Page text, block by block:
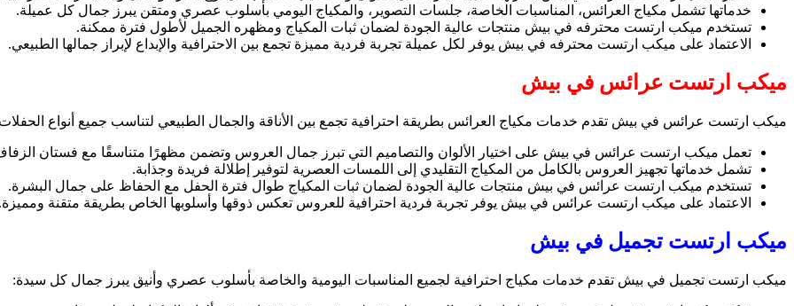
خدماتها تشمل مكياج العرائس، المناسبات الخاصة، جلسات التصوير، والمكياج اليومي بأسلوب عصري ومتقن يبرز جمال كل عميلة.
تستخدم ميكب ارتست محترفه في بيش منتجات عالية الجودة لضمان ثبات المكياج ومظهره الجميل لأطول فترة ممكنة.
الاعتماد على ميكب ارتست محترفه في بيش يوفر لكل عميلة تجربة فردية مميزة تجمع بين الاحترافية والإبداع لإبراز جمالها الطبيعي.
ميكب ارتست عرائس في بيش
ميكب ارتست عرائس في بيش تقدم خدمات مكياج العرائس بطريقة احترافية تجمع بين الأناقة والجمال الطبيعي لتناسب جميع أنواع
تعمل ميكب ارتست عرائس في بيش على اختيار الألوان والتصاميم التي تبرز جمال العروس وتضمن مظهرًا متناسقًا مع فستان
تشمل خدماتها تجهيز العروس بالكامل من المكياج التقليدي إلى اللمسات العصرية لتوفير إطلالة فريدة وجذابة.
تستخدم ميكب ارتست عرائس في بيش منتجات عالية الجودة لضمان ثبات المكياج طوال فترة الحفل مع الحفاظ على جمال البشرة.
الاعتماد على ميكب ارتست عرائس في بيش يوفر تجربة فردية احترافية للعروس تعكس ذوقها وأسلوبها الخاص بطريقة متقنة
ميكب ارتست تجميل في بيش
ميكب ارتست تجميل في بيش تقدم خدمات مكياج احترافية لجميع المناسبات اليومية والخاصة بأسلوب عصري وأنيق يبرز جمال كل سيدة: